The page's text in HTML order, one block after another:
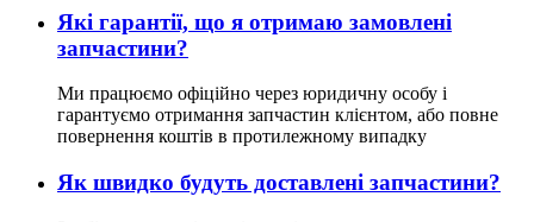
Які гарантії, що я отримаю замовлені
запчастини?
Ми працюємо офіційно через юридичну особу і
гарантуємо отримання запчастин клієнтом, або повне
повернення коштів в протилежному випадку
Як швидко будуть доставлені запчастини?